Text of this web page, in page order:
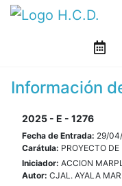
Información
2025 - E - 1276
Fecha de Entrada: 29/
Carátula: PROYECTO
Iniciador: ACCION
Autor: CJAL. AYALA